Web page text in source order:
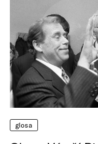
glosa